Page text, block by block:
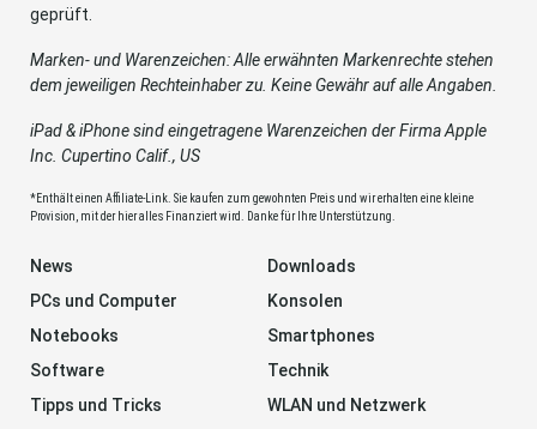
geprüft.
Marken- und Warenzeichen: Alle erwähnten Markenrechte stehen
dem jeweiligen Rechteinhaber zu. Keine Gewähr auf alle Angaben.
iPad & iPhone sind eingetragene Warenzeichen der Firma Apple
Inc. Cupertino Calif., US
*Enthält einen Affiliate-Link. Sie kaufen zum gewohnten Preis und wir erhalten eine kleine
Provision, mit der hier alles Finanziert wird. Danke für Ihre Unterstützung.
News
Downloads
PCs und Computer
Konsolen
Notebooks
Smartphones
Software
Technik
Tipps und Tricks
WLAN und Netzwerk